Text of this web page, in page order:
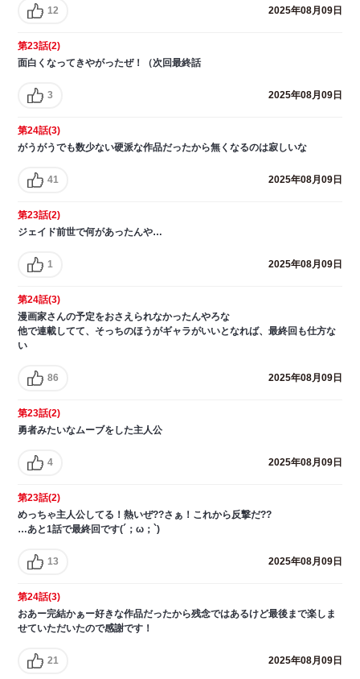
12 2025年08月09日
第23話(2)
面白くなってきやがったぜ！（次回最終話
3 2025年08月09日
第24話(3)
がうがうでも数少ない硬派な作品だったから無くなるのは寂しいな
41 2025年08月09日
第23話(2)
ジェイド前世で何があったんや…
1 2025年08月09日
第24話(3)
漫画家さんの予定をおさえられなかったんやろな
他で連載してて、そっちのほうがギャラがいいとなれば、最終回も仕方な
い
86 2025年08月09日
第23話(2)
勇者みたいなムーブをした主人公
4 2025年08月09日
第23話(2)
めっちゃ主人公してる！熱いぜ??さぁ！これから反撃だ??
…あと1話で最終回です(´；ω；`)
13 2025年08月09日
第24話(3)
おあー完結かぁー好きな作品だったから残念ではあるけど最後まで楽しま
せていただいたので感謝です！
21 2025年08月09日